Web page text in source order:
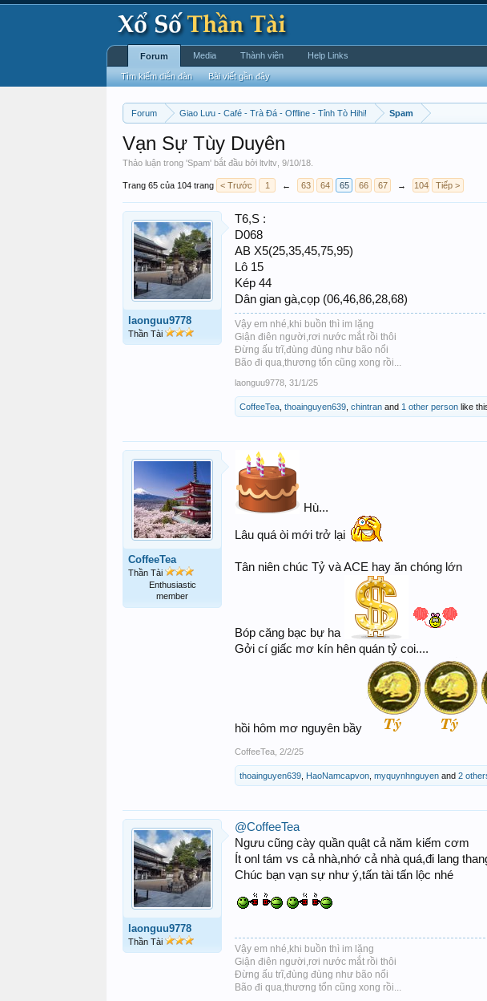
Forum Giao Lưu - Café - Trà Đá - Offline - Tỉnh Tò Hihi! Spam
Vạn Sự Tùy Duyên
Thảo luận trong 'Spam' bắt đầu bởi ltvltv 9/10/18
Trang 65 của 104 trang < Trước 1 ← 63 64 65 66 67 → 104 Tiếp >
laonguu9778
Thần Tài
T6,S :
D068
AB X5(25,35,45,75,95)
Lô 15
Kép 44
Dân gian gà,cọp (06,46,86,28,68)
Vậy em nhé,khi buồn thì im lặng
Giận điên người,rơi nước mắt rồi thôi
Đừng ấu trĩ,đùng đùng như bão nổi
Bão đi qua,thương tổn cũng xong rồi...
laonguu9778 31/1/25
CoffeeTea thoainguyen639 chintran and 1 other person like
CoffeeTea
Thần Tài
Enthusiastic
member
Hù...
Lâu quá òi mới trở lại
Tân niên chúc Tỷ và ACE hay ăn chóng lớn
Bóp căng bạc bự ha
Gởi cí giấc mơ kín hên quán tỷ coi....
hồi hôm mơ nguyên bầy
CoffeeTea 2/2/25
thoainguyen639 HaoNamcapvon myquynhnguyen and 2
laonguu9778
Thần Tài
@CoffeeTea
Ngưu cũng cày quần quật cả năm kiếm cơm
Ít onl tám vs cả nhà,nhớ cả nhà quá,đi lang
Chúc bạn vạn sự như ý,tấn tài tấn lộc nhé
Vậy em nhé,khi buồn thì im lặng
Giận điên người,rơi nước mắt rồi thôi
Đừng ấu trĩ,đùng đùng như bão nổi
Bão đi qua,thương tổn cũng xong rồi...
Forum
Tìm kiếm diễn đàn Bài viết gần đây
Media Thành viên Help Links